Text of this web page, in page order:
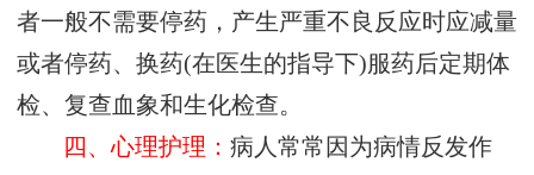
者一般不需要停药，产生严重不良反应时应减量
或者停药、换药(在医生的指导下)服药后定期体
检、复查血象和生化检查。
四、心理护理：病人常常因为病情反发作